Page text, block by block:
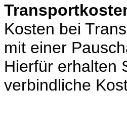
Kosten bei
mit einer
Hierfür erhalten
verbindliche